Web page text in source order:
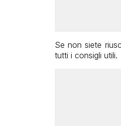
Se non siete
tutti i consigli utili.